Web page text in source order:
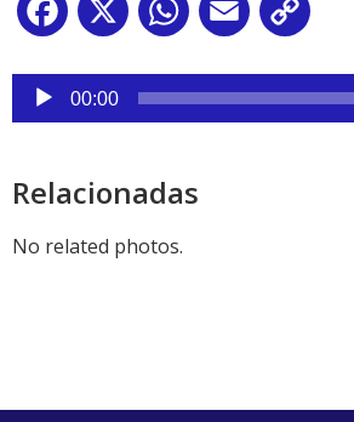
Facebook
X WhatsApp
Email
Reproductor
audio
00:00
Relacionadas
No related photos.